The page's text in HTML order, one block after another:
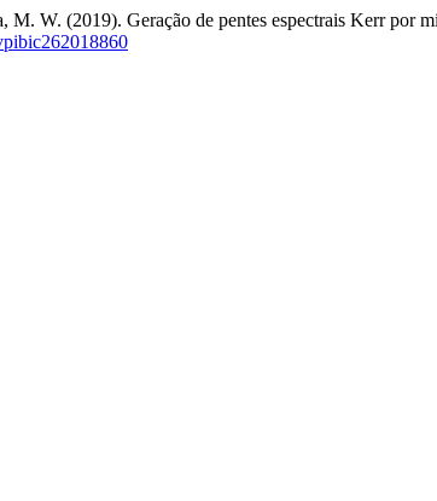
W. (2019). Geração de pentes espectrais Kerr por